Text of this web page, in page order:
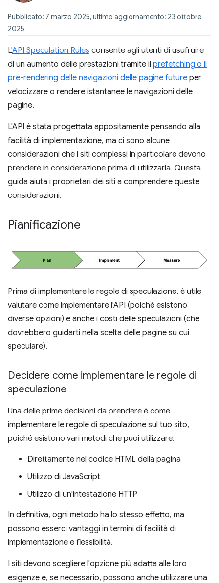
Pubblicato: 7 marzo 2025, ultimo aggiornamento: 23 ottobre
2025
L'API Speculation Rules consente agli utenti di usufruire
di un aumento delle prestazioni tramite il prefetching o il
pre-rendering delle navigazioni delle pagine future per
velocizzare o rendere istantanee le navigazioni delle
pagine.
L'API è stata progettata appositamente pensando alla
facilità di implementazione, ma ci sono alcune
considerazioni che i siti complessi in particolare devono
prendere in considerazione prima di utilizzarla. Questa
guida aiuta i proprietari dei siti a comprendere queste
considerazioni.
Pianificazione
Prima di implementare le regole di speculazione, è utile
valutare come implementare l'API (poiché esistono
diverse opzioni) e anche i costi delle speculazioni (che
dovrebbero guidarti nella scelta delle pagine su cui
speculare).
Decidere come implementare le regole di
speculazione
Una delle prime decisioni da prendere è come
implementare le regole di speculazione sul tuo sito,
poiché esistono vari metodi che puoi utilizzare:
Direttamente nel codice HTML della pagina
Utilizzo di JavaScript
Utilizzo di un'intestazione HTTP
In definitiva, ogni metodo ha lo stesso effetto, ma
possono esserci vantaggi in termini di facilità di
implementazione e flessibilità.
I siti devono scegliere l'opzione più adatta alle loro
esigenze e, se necessario, possono anche utilizzare una